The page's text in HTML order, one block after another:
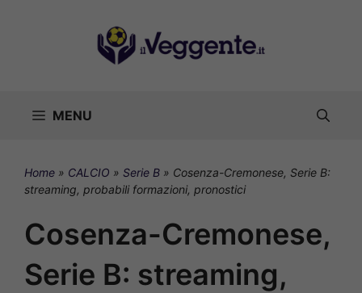
MENU
Home » CALCIO » Serie B » Cosenza-Cremonese, Serie B:
streaming, probabili formazioni, pronostici
Cosenza-Cremonese,
Serie B: streaming,